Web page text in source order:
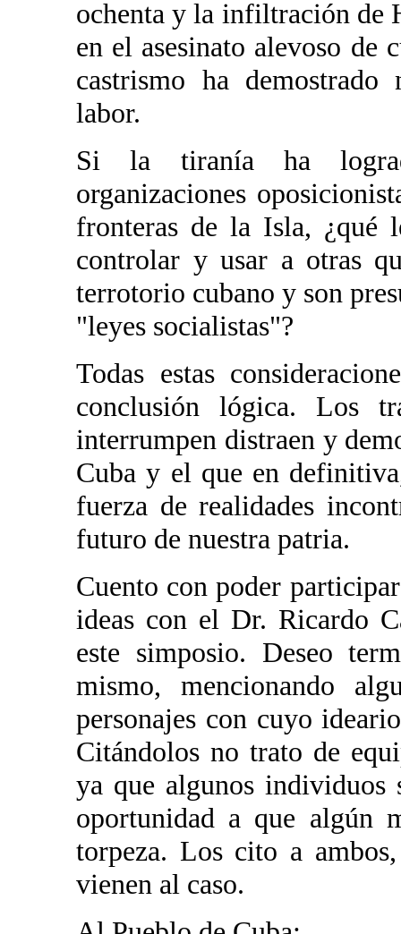
ochenta y la infiltración de
en el asesinato alevoso de
castrismo ha demostrado
labor.
Si la tiranía ha
organizaciones
fronteras de la Isla,
controlar y usar a otras
terrotorio cubano y son
"leyes socialistas"?
Todas estas
conclusión lógica. Los
interrumpen distraen y
Cuba y el que en
fuerza de realidades
futuro de nuestra patria.
Cuento con poder
ideas con el Dr. Ricardo
este simposio. Deseo
mismo, mencionando
personajes con cuyo
Citándolos no trato de
ya que algunos
oportunidad a que algún
torpeza. Los cito a
vienen al caso.